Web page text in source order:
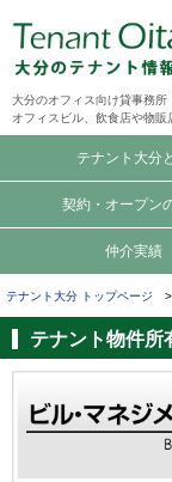
大分のオフィス向け貸事務所
オフィスビル、飲食店や物
テナント大分
契約・オープン
仲介実績
テナント大分 トップページ
テナント物件所